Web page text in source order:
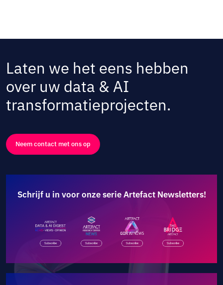
Laten we het eens hebben
over uw data & AI
transformatieprojecten.
Neem contact met ons op
Schrijf u in voor onze serie Artefact Newsletters!